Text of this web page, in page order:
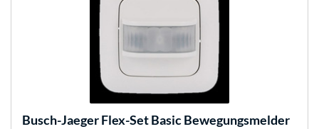
Busch-JaegerFlex-Set Basic Bewegungsmelder